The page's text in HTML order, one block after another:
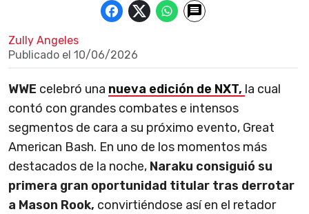
Zully Angeles
Publicado el 10/06/2026
WWE celebró una nueva edición de NXT, la cual
contó con grandes combates e intensos
segmentos de cara a su próximo evento, Great
American Bash. En uno de los momentos más
destacados de la noche, Naraku consiguió su
primera gran oportunidad titular tras derrotar
a Mason Rook, convirtiéndose así en el retador